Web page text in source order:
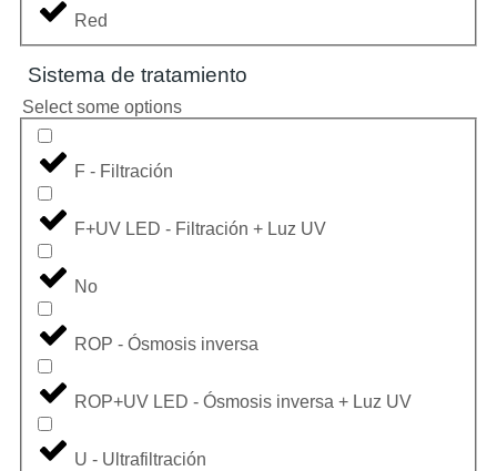
Red
Sistema de tratamiento
Select some options
F - Filtración
F+UV LED - Filtración + Luz UV
No
ROP - Ósmosis inversa
ROP+UV LED - Ósmosis inversa + Luz UV
U - Ultrafiltración